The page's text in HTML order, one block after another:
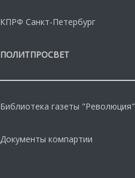
КПРФ Санкт-Петербург
ПОЛИТПРОСВЕТ
Библиотека газеты "Революция"
Документы компартии